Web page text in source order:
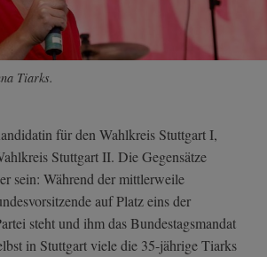
Tiarks.
für den Wahlkreis Stuttgart I,
Stuttgart II. Die Gegensätze
sein: Während der mittlerweile
auf Platz eins der
steht und ihm das Bundestagsmandat
in Stuttgart viele die 35-jährige Tiarks